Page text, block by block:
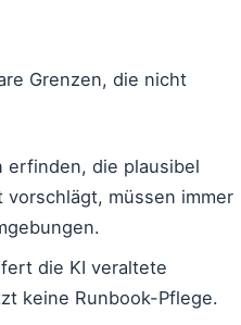
Grenzen, die nicht
erfinden, die plausibel
müssen immer
die KI veraltete
keine Runbook-Pflege.